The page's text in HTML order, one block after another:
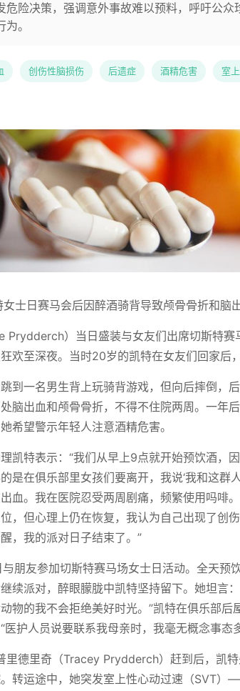
危险决策，强调意外事故难以预料，呼吁公
。
创伤性脑损伤 后遗症 酒精危害 室
士日赛马会后因醉酒骑背导致颅骨骨折和脑出
Prydderch）当日盛装与女友们出席切斯特
欢至深夜。当时20岁的凯特在女友们回家后
到一名男生背上玩骑背游戏，但向后摔倒，
脑出血和颅骨骨折，不得不住院两周。一年
希望警示年轻人注意酒精危害。
凯特表示：“我们从早上9点就开始预饮酒，
是在俱乐部里女孩们要离开，我说‘我和这群
血。我在医院忍受两周剧痛，频繁使用吗啡
，但心理上仍在恢复，我认为自己出现了创
，我的派对日子结束了。”
朋友参加切斯特赛马场女士日活动。全天预
续派对，醉眼朦胧中凯特坚持留下。她坦言
的我不会拒绝美好时光。”凯特在俱乐部后
护人员说要联系我母亲时，我毫无概念事态
里德里奇（Tracey Prydderch）赶到后，凯
。转运途中，她突发室上性心动过速（SVT